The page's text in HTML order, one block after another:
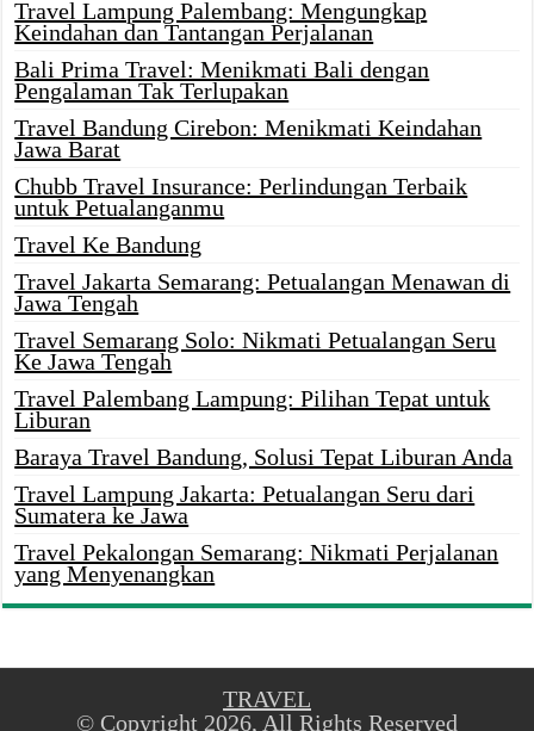
Travel Lampung Palembang: Mengungkap
Keindahan dan Tantangan Perjalanan
Bali Prima Travel: Menikmati Bali dengan
Pengalaman Tak Terlupakan
Travel Bandung Cirebon: Menikmati Keindahan
Jawa Barat
Chubb Travel Insurance: Perlindungan Terbaik
untuk Petualanganmu
Travel Ke Bandung
Travel Jakarta Semarang: Petualangan Menawan di
Jawa Tengah
Travel Semarang Solo: Nikmati Petualangan Seru
Ke Jawa Tengah
Travel Palembang Lampung: Pilihan Tepat untuk
Liburan
Baraya Travel Bandung, Solusi Tepat Liburan Anda
Travel Lampung Jakarta: Petualangan Seru dari
Sumatera ke Jawa
Travel Pekalongan Semarang: Nikmati Perjalanan
yang Menyenangkan
TRAVEL
© Copyright 2026, All Rights Reserved